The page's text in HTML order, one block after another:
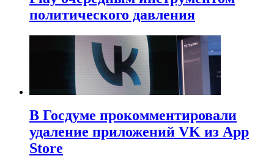
политического давления
В Госдуме прокомментировали
удаление приложений VK из App
Store